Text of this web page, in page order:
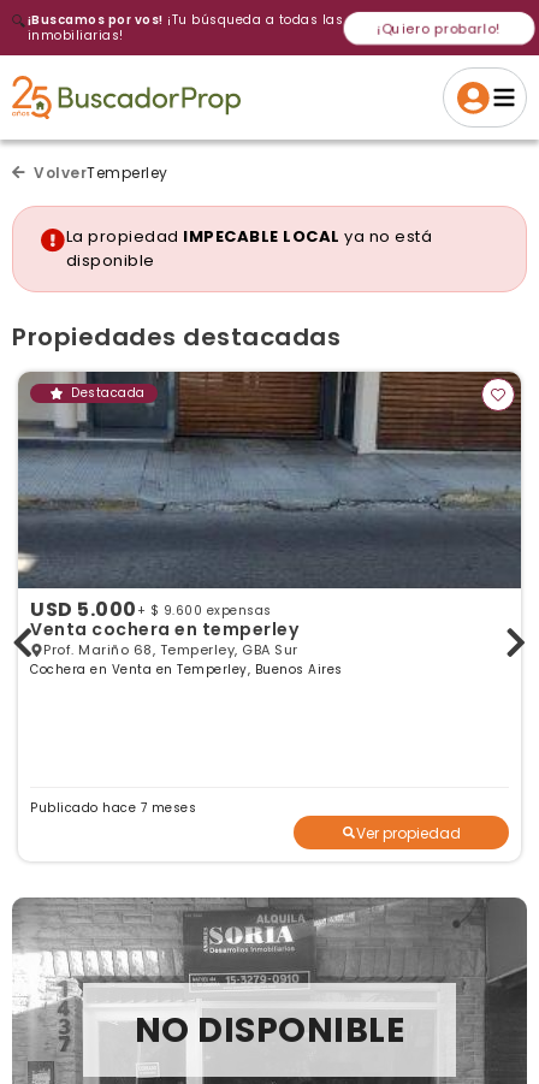
🔍¡Buscamos por vos! ¡Tu búsqueda a todas las
inmobiliarias!
¡Quiero probarlo!
Cancelar Si, eliminar
Gracias
Volver a intentar
VolverTemperley
La propiedad IMPECABLE LOCAL ya no está
disponible
Propiedades destacadas
Destacada
USD 5.000 + $ 9.600 expensas
Venta cochera en temperley
Prof. Mariño 68, Temperley, GBA Sur
Cochera en Venta en Temperley, Buenos Aires
Publicado hace 7 meses
Ver propiedad
NO DISPONIBLE